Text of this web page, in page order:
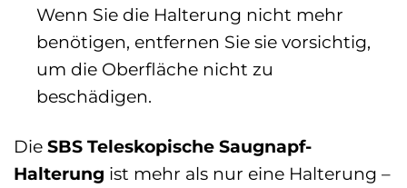
Wenn Sie die Halterung nicht mehr
benötigen, entfernen Sie sie vorsichtig,
um die Oberfläche nicht zu
beschädigen.
Die SBS Teleskopische Saugnapf-
Halterung ist mehr als nur eine Halterung –